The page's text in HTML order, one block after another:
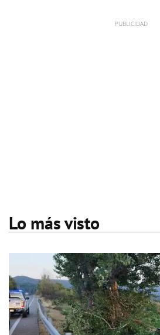
Lo más visto